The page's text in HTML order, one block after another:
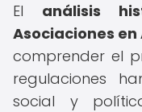
El análisis
Asociaciones
comprender el
regulaciones
social y